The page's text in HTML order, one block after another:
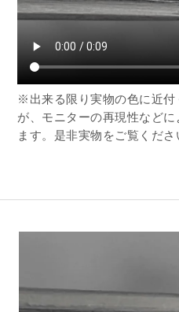
※出来る限り実物の色に近付
が、モニターの再現性など
ます。是非実物をご覧くださ